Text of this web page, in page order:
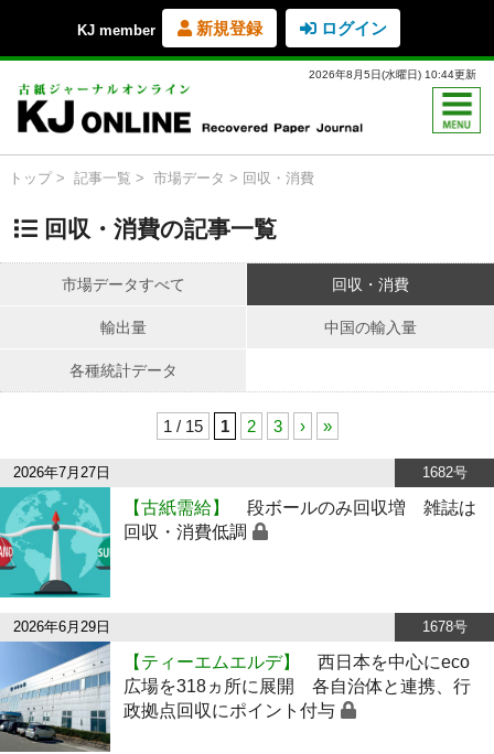
KJ member 新規登録 ログイン
2026年8月5日(水曜日) 10:44更新
トップ 記事一覧 市場データ 回収・消費
回収・消費の記事一覧
市場データすべて 回収・消費
輸出量 中国の輸入量
各種統計データ
1 / 15 1 2 3 › »
2026年7月27日 1682号
【古紙需給】
段ボールのみ回収増 雑誌は
回収・消費低調
2026年6月29日 1678号
【ティーエムエルデ】
西日本を中心にeco
広場を318ヵ所に展開 各自治体と連携、行
政拠点回収にポイント付与